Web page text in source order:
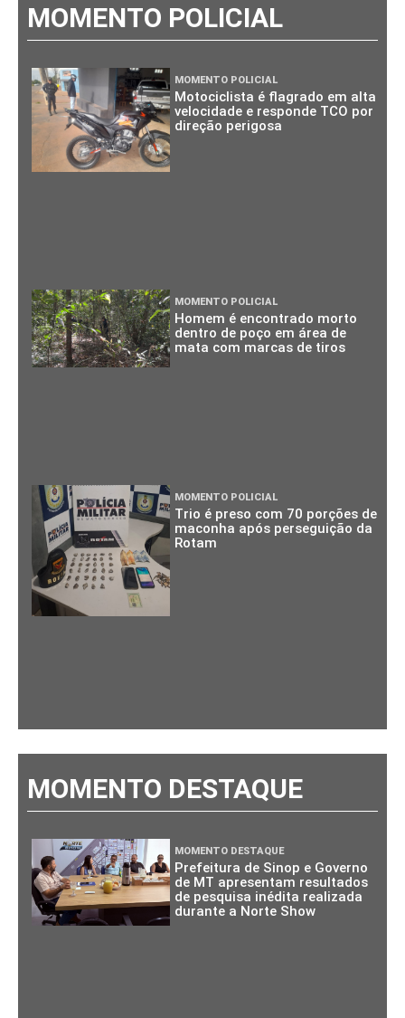
MOMENTO POLICIAL
MOMENTO POLICIAL
Motociclista é flagrado em alta
velocidade e responde TCO por
direção perigosa
MOMENTO POLICIAL
Homem é encontrado morto
dentro de poço em área de
mata com marcas de tiros
MOMENTO POLICIAL
Trio é preso com 70 porções de
maconha após perseguição da
Rotam
MOMENTO DESTAQUE
MOMENTO DESTAQUE
Prefeitura de Sinop e Governo
de MT apresentam resultados
de pesquisa inédita realizada
durante a Norte Show